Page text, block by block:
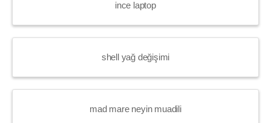
ince laptop
shell yağ değişimi
mad mare neyin muadili